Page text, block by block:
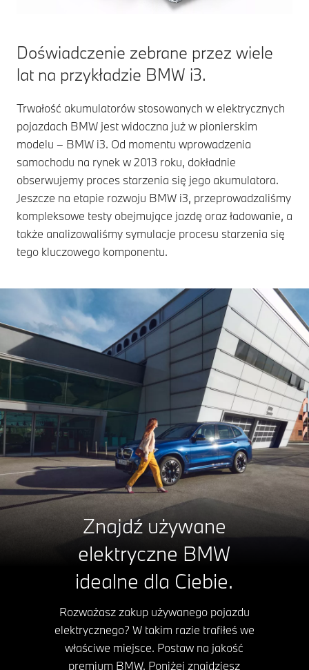
Doświadczenie zebrane przez wiele
lat na przykładzie BMW i3.
Trwałość akumulatorów stosowanych w elektrycznych
pojazdach BMW jest widoczna już w pionierskim
modelu – BMW i3. Od momentu wprowadzenia
samochodu na rynek w 2013 roku, dokładnie
obserwujemy proces starzenia się jego akumulatora.
Jeszcze na etapie rozwoju BMW i3, przeprowadzaliśmy
kompleksowe testy obejmujące jazdę oraz ładowanie, a
także analizowaliśmy symulacje procesu starzenia się
tego kluczowego komponentu.
Znajdź używane
elektryczne BMW
idealne dla Ciebie.
Rozważasz zakup używanego pojazdu
elektrycznego? W takim razie trafiłeś we
właściwe miejsce. Postaw na jakość
premium BMW. Poniżej znajdziesz